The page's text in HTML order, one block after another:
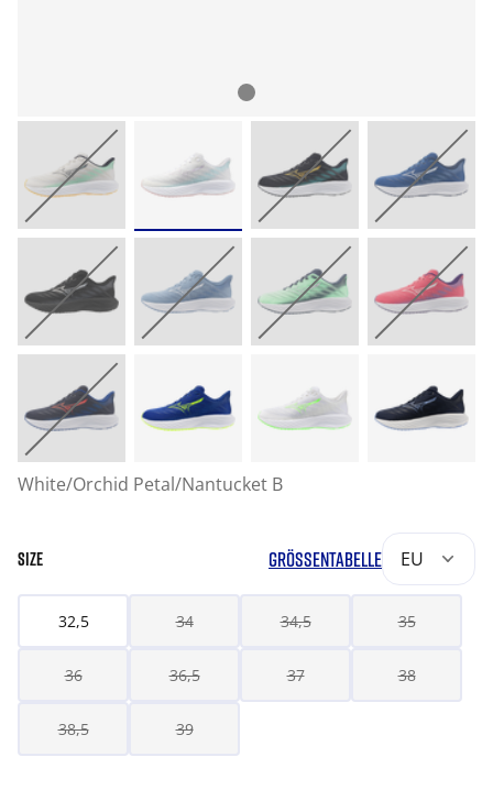
White/Orchid Petal/Nantucket B
SIZE GRÖSSENTABELLE EU
32,5 34 34,5 35
36 36,5 37 38
38,5 39